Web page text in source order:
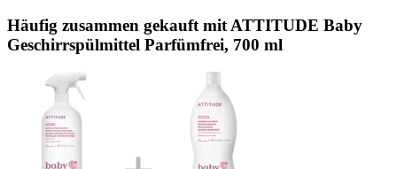
Häufig zusammen gekauft mit ATTITUDE Baby
Geschirrspülmittel Parfümfrei, 700 ml